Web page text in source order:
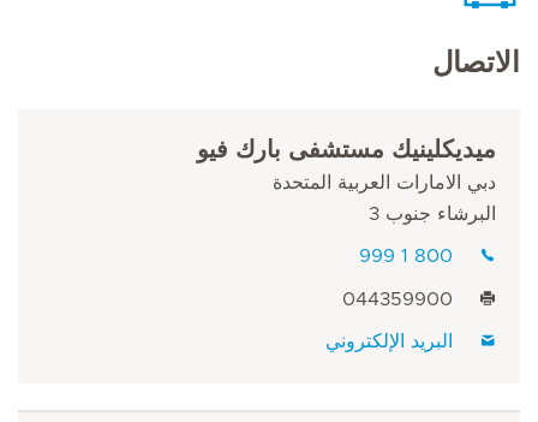
الاتصال
ميديكلينيك مستشفى بارك فيو
دبي الامارات العربية المتحدة
البرشاء جنوب 3
800 1 999
044359900
البريد الإلكتروني